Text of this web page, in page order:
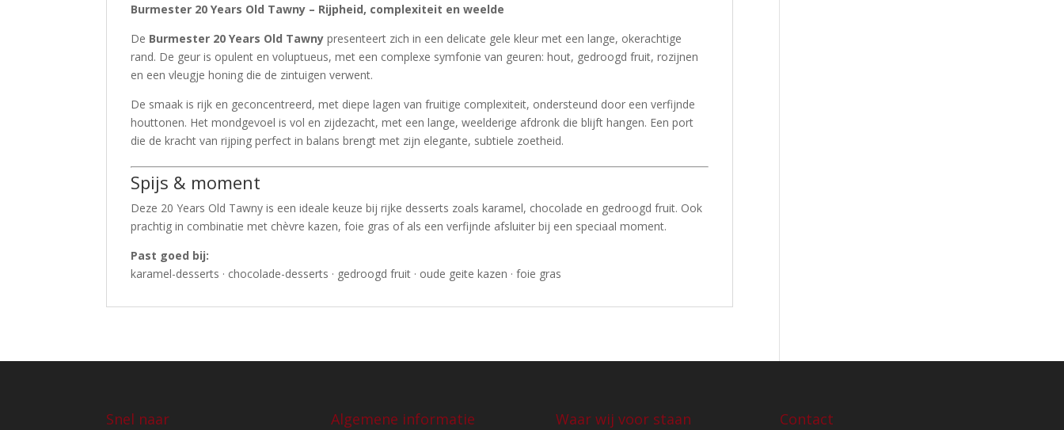
Burmester 20 Years Old Tawny – Rijpheid, complexiteit en weelde
De Burmester 20 Years Old Tawny presenteert zich in een delicate gele kleur met een lange, okerachtige
rand. De geur is opulent en voluptueus, met een complexe symfonie van geuren: hout, gedroogd fruit, rozijnen
en een vleugje honing die de zintuigen verwent.
De smaak is rijk en geconcentreerd, met diepe lagen van fruitige complexiteit, ondersteund door een verfijnde
houttonen. Het mondgevoel is vol en zijdezacht, met een lange, weelderige afdronk die blijft hangen. Een port
die de kracht van rijping perfect in balans brengt met zijn elegante, subtiele zoetheid.
Spijs & moment
Deze 20 Years Old Tawny is een ideale keuze bij rijke desserts zoals karamel, chocolade en gedroogd fruit. Ook
prachtig in combinatie met chèvre kazen, foie gras of als een verfijnde afsluiter bij een speciaal moment.
Past goed bij:
karamel-desserts · chocolade-desserts · gedroogd fruit · oude geite kazen · foie gras
Snel naar Algemene informatie Waar wij voor staan Contact